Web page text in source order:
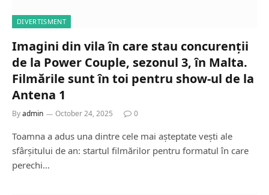
DIVERTISMENT
Imagini din vila în care stau concurenții
de la Power Couple, sezonul 3, în Malta.
Filmările sunt în toi pentru show-ul de la
Antena 1
Byadmin October 24, 2025 0
Toamna a adus una dintre cele mai așteptate vești ale
sfârșitului de an: startul filmărilor pentru formatul în care
perechi…